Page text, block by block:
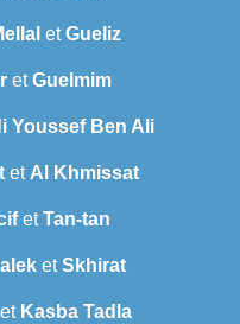
etGueliz
etGuelmim
Youssef Ben Ali
et Al Khmissat
etTan-tan
etSkhirat
et Kasba Tadla